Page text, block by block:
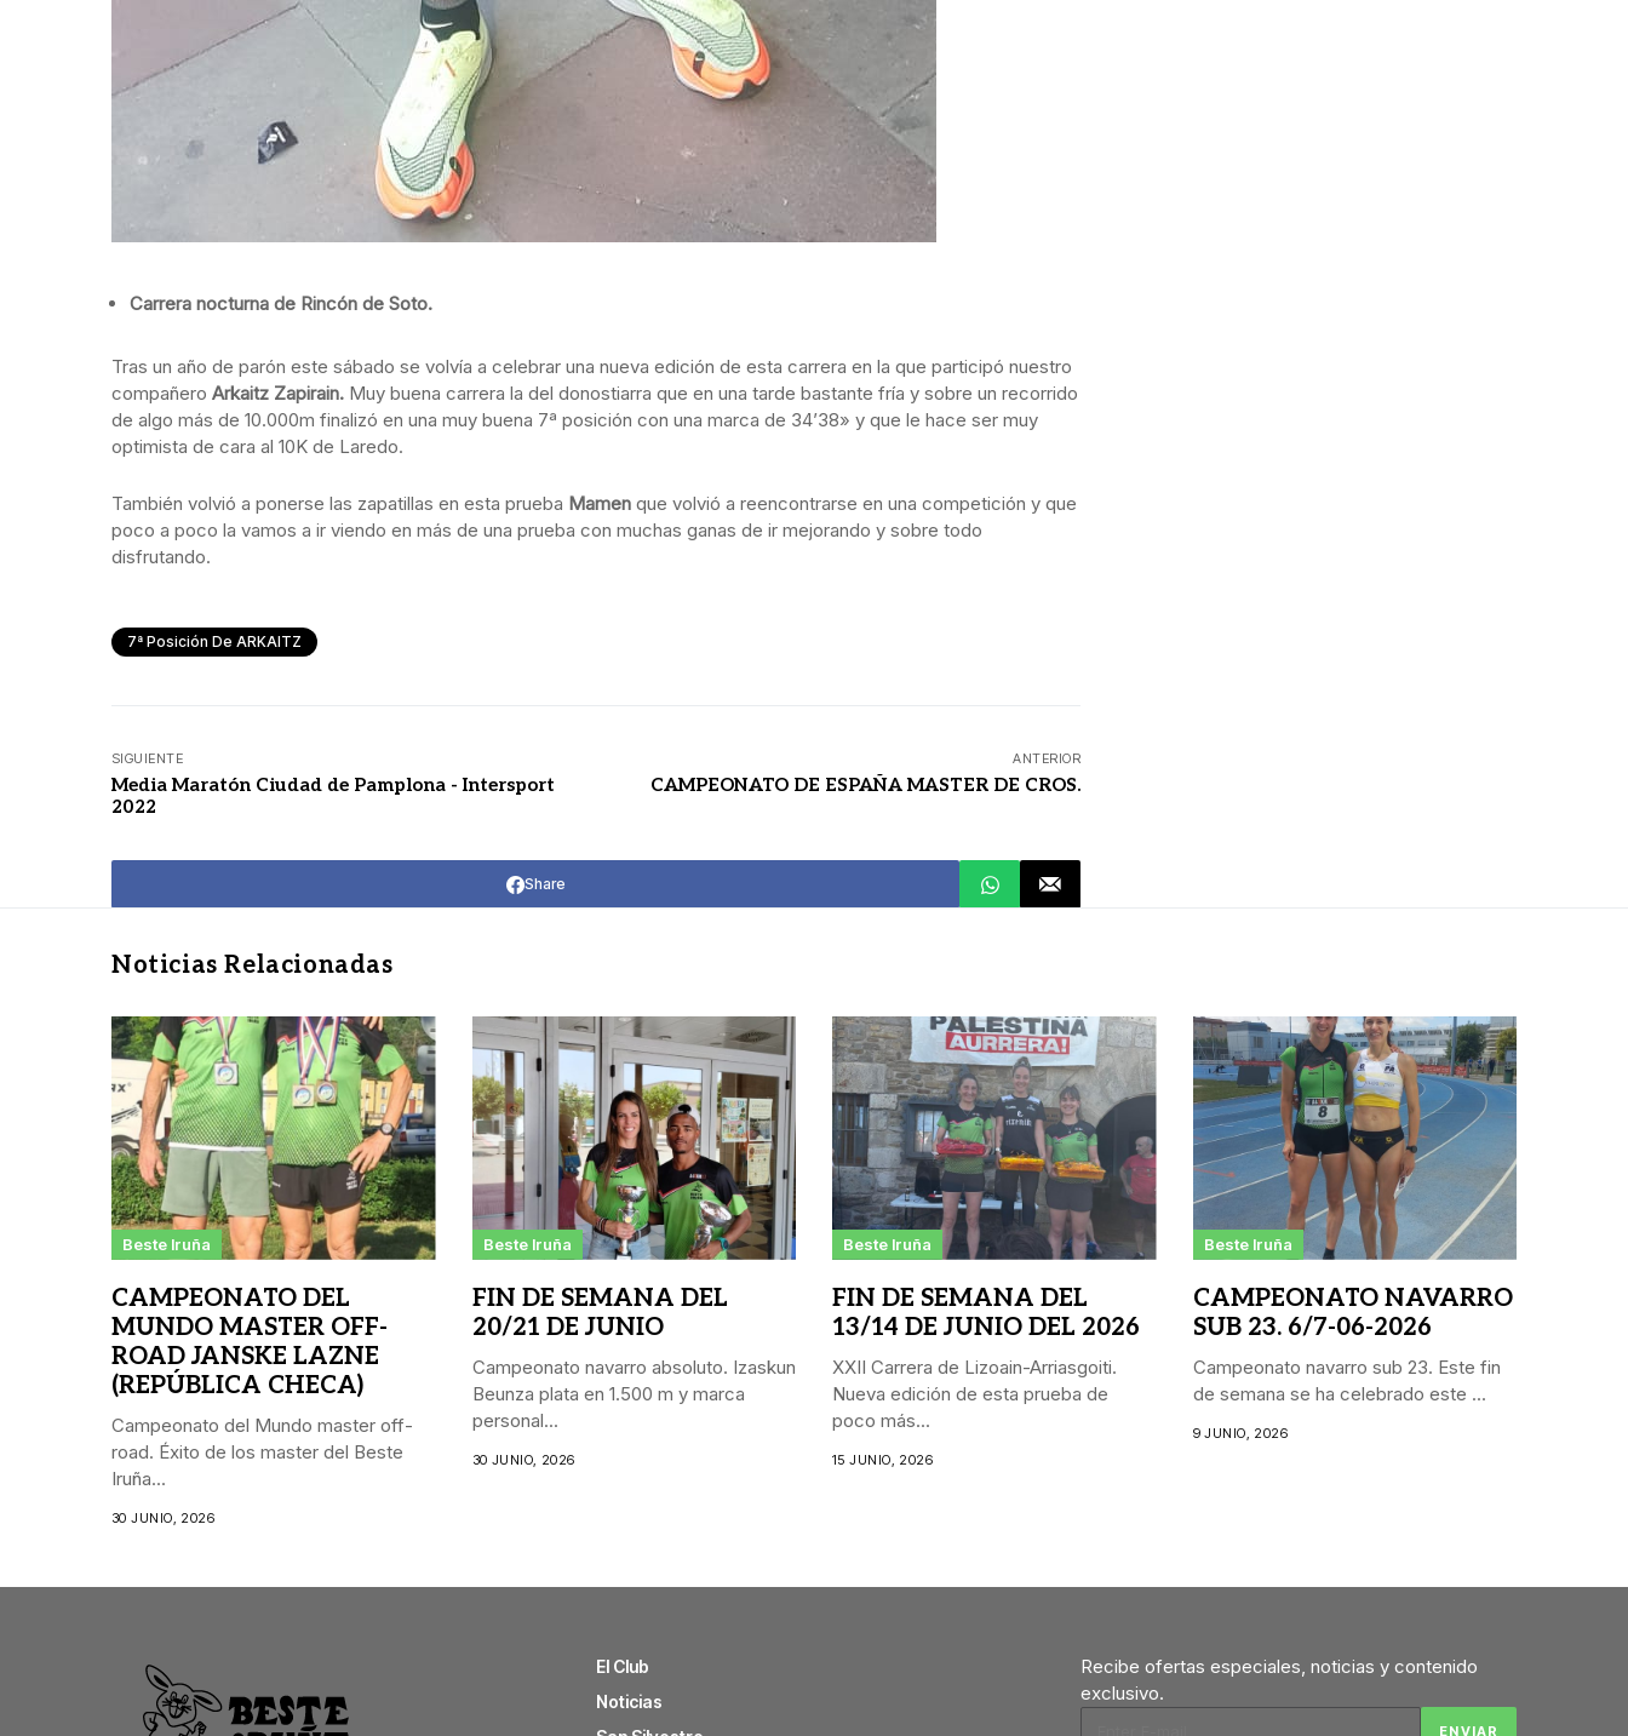
Carrera nocturna de Rincón de Soto.
Tras un año de parón este sábado se volvía a celebrar una nueva edición de esta carrera en la que participó nuestro
compañero Arkaitz Zapirain. Muy buena carrera la del donostiarra que en una tarde bastante fría y sobre un recorrido
de algo más de 10.000m finalizó en una muy buena 7ª posición con una marca de 34’38» y que le hace ser muy
optimista de cara al 10K de Laredo.
También volvió a ponerse las zapatillas en esta prueba Mamen que volvió a reencontrarse en una competición y que
poco a poco la vamos a ir viendo en más de una prueba con muchas ganas de ir mejorando y sobre todo
disfrutando.
7ª Posición De ARKAITZ
SIGUIENTE
Media Maratón Ciudad de Pamplona - Intersport
2022
ANTERIOR
CAMPEONATO DE ESPAÑA MASTER DE CROS.
Share
Noticias Relacionadas
Beste Iruña
CAMPEONATO DEL
MUNDO MASTER OFF-
ROAD JANSKE LAZNE
(REPÚBLICA CHECA)
Campeonato del Mundo master off-
road. Éxito de los master del Beste
Iruña...
30 JUNIO, 2026
Beste Iruña
FIN DE SEMANA DEL
20/21 DE JUNIO
Campeonato navarro absoluto. Izaskun
Beunza plata en 1.500 m y marca
personal...
30 JUNIO, 2026
Beste Iruña
FIN DE SEMANA DEL
13/14 DE JUNIO DEL 2026
XXII Carrera de Lizoain-Arriasgoiti.
Nueva edición de esta prueba de
poco más...
15 JUNIO, 2026
Beste Iruña
CAMPEONATO NAVARRO
SUB 23. 6/7-06-2026
Campeonato navarro sub 23. Este fin
de semana se ha celebrado este ...
9 JUNIO, 2026
El Club
Noticias
Recibe ofertas especiales, noticias y contenido
exclusivo.